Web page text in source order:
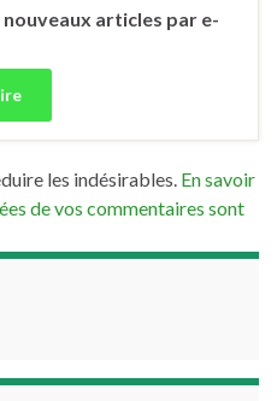
articles par e-
les indésirables. En savoir
de vos commentaires sont